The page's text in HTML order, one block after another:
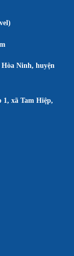
Ninh, huyện
1, xã Tam Hiệp,